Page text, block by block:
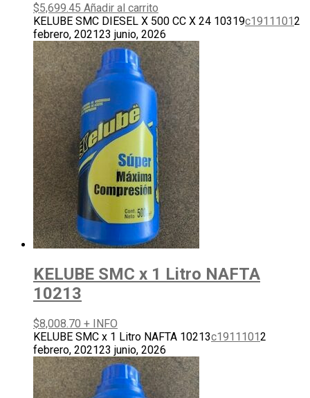
$5,699.45 Añadir al carrito
KELUBE SMC DIESEL X 500 CC X 24 10319c19111012
febrero, 202123 junio, 2026
KELUBE SMC x 1 Litro NAFTA
10213
$8,008.70 + INFO
KELUBE SMC x 1 Litro NAFTA 10213c1911101 2
febrero, 202123 junio, 2026